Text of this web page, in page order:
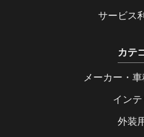
サービス
カテ
メーカー・
インテ
外装